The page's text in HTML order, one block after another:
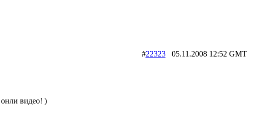
#2232305.11.2008 12:52 GMT
онли видео! )